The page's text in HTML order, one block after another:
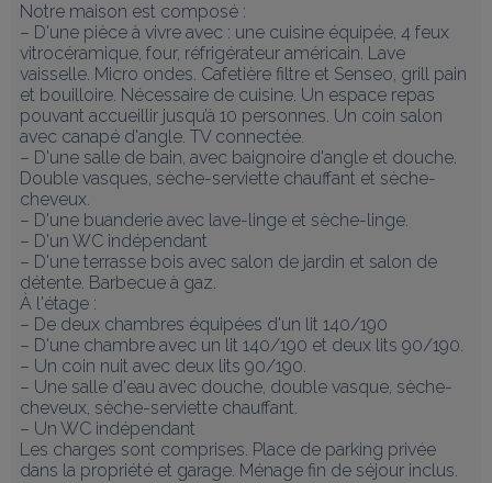
Notre maison est composé :
– D'une pièce à vivre avec : une cuisine équipée, 4 feux
vitrocéramique, four, réfrigérateur américain. Lave
vaisselle. Micro ondes. Cafetière filtre et Senseo, grill pain
et bouilloire. Nécessaire de cuisine. Un espace repas
pouvant accueillir jusqu’à 10 personnes. Un coin salon
avec canapé d'angle. TV connectée.
– D'une salle de bain, avec baignoire d'angle et douche.
Double vasques, sèche-serviette chauffant et sèche-
cheveux.
– D'une buanderie avec lave-linge et sèche-linge.
– D'un WC indépendant
– D'une terrasse bois avec salon de jardin et salon de
détente. Barbecue à gaz.
À l'étage :
– De deux chambres équipées d'un lit 140/190
– D'une chambre avec un lit 140/190 et deux lits 90/190.
– Un coin nuit avec deux lits 90/190.
– Une salle d'eau avec douche, double vasque, sèche-
cheveux, sèche-serviette chauffant.
– Un WC indépendant
Les charges sont comprises. Place de parking privée
dans la propriété et garage. Ménage fin de séjour inclus.